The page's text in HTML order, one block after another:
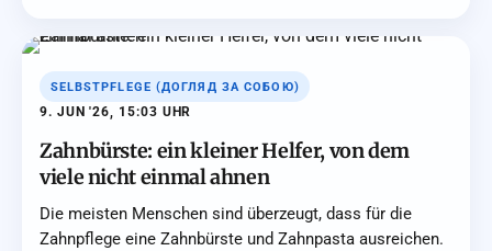
SELBSTPFLEGE (ДОГЛЯД ЗА СОБОЮ)
9. JUN '26, 15:03 UHR
Zahnbürste: ein kleiner Helfer, von dem
viele nicht einmal ahnen
Die meisten Menschen sind überzeugt, dass für die
Zahnpflege eine Zahnbürste und Zahnpasta ausreichen.